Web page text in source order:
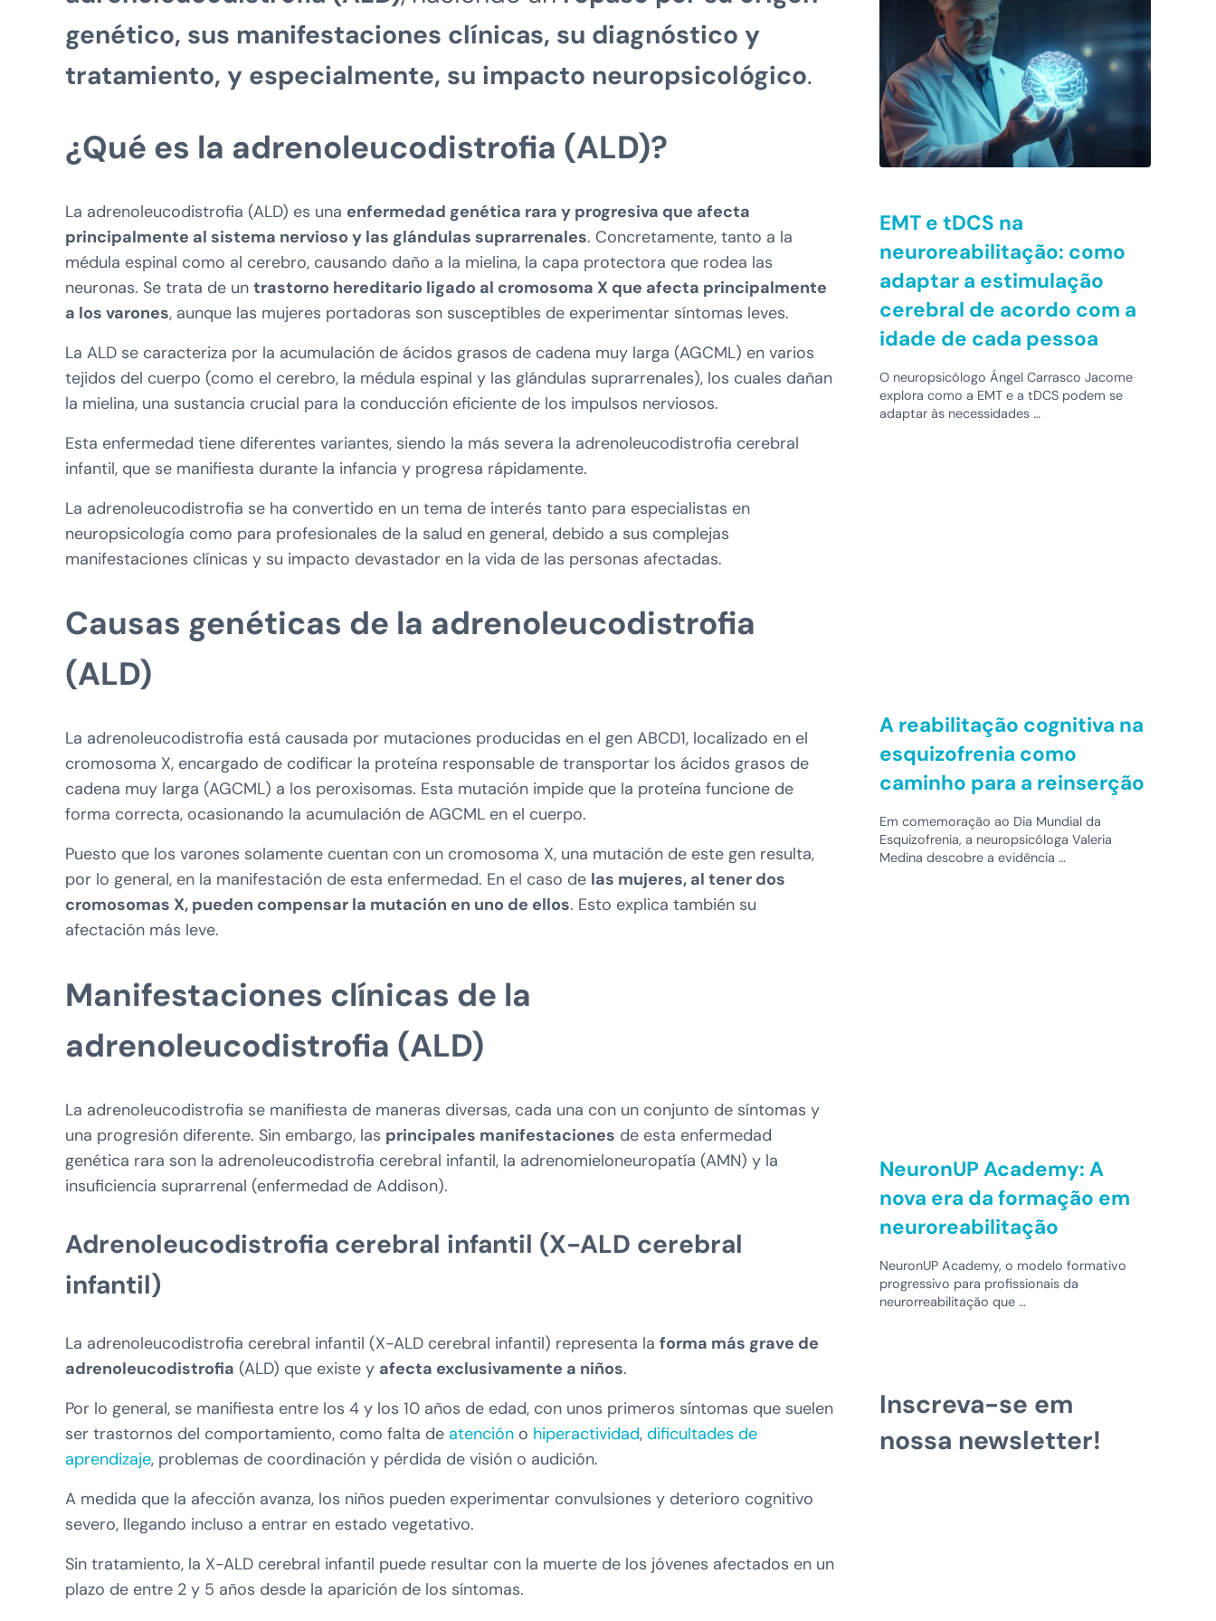
genético, sus manifestaciones clínicas, su diagnóstico y
tratamiento, y especialmente, su impacto neuropsicológico.
¿Qué es la adrenoleucodistrofia (ALD)?
La adrenoleucodistrofia (ALD) es una enfermedad genética rara y progresiva que afecta
principalmente al sistema nervioso y las glándulas suprarrenales. Concretamente, tanto a la
médula espinal como al cerebro, causando daño a la mielina, la capa protectora que rodea las
neuronas. Se trata de un trastorno hereditario ligado al cromosoma X que afecta principalmente
a los varones, aunque las mujeres portadoras son susceptibles de experimentar síntomas leves.
La ALD se caracteriza por la acumulación de ácidos grasos de cadena muy larga (AGCML) en varios
tejidos del cuerpo (como el cerebro, la médula espinal y las glándulas suprarrenales), los cuales dañan
la mielina, una sustancia crucial para la conducción eficiente de los impulsos nerviosos.
Esta enfermedad tiene diferentes variantes, siendo la más severa la adrenoleucodistrofia cerebral
infantil, que se manifiesta durante la infancia y progresa rápidamente.
La adrenoleucodistrofia se ha convertido en un tema de interés tanto para especialistas en
neuropsicología como para profesionales de la salud en general, debido a sus complejas
manifestaciones clínicas y su impacto devastador en la vida de las personas afectadas.
Causas genéticas de la adrenoleucodistrofia
(ALD)
La adrenoleucodistrofia está causada por mutaciones producidas en el gen ABCD1, localizado en el
cromosoma X, encargado de codificar la proteína responsable de transportar los ácidos grasos de
cadena muy larga (AGCML) a los peroxisomas. Esta mutación impide que la proteína funcione de
forma correcta, ocasionando la acumulación de AGCML en el cuerpo.
Puesto que los varones solamente cuentan con un cromosoma X, una mutación de este gen resulta,
por lo general, en la manifestación de esta enfermedad. En el caso de las mujeres, al tener dos
cromosomas X, pueden compensar la mutación en uno de ellos. Esto explica también su
afectación más leve.
Manifestaciones clínicas de la
adrenoleucodistrofia (ALD)
La adrenoleucodistrofia se manifiesta de maneras diversas, cada una con un conjunto de síntomas y
una progresión diferente. Sin embargo, las principales manifestaciones de esta enfermedad
genética rara son la adrenoleucodistrofia cerebral infantil, la adrenomieloneuropatía (AMN) y la
insuficiencia suprarrenal (enfermedad de Addison).
Adrenoleucodistrofia cerebral infantil (X-ALD cerebral
infantil)
La adrenoleucodistrofia cerebral infantil (X-ALD cerebral infantil) representa la forma más grave de
adrenoleucodistrofia (ALD) que existe y afecta exclusivamente a niños.
Por lo general, se manifiesta entre los 4 y los 10 años de edad, con unos primeros síntomas que suelen
ser trastornos del comportamiento, como falta de atención o hiperactividad, dificultades de
aprendizaje, problemas de coordinación y pérdida de visión o audición.
A medida que la afección avanza, los niños pueden experimentar convulsiones y deterioro cognitivo
severo, llegando incluso a entrar en estado vegetativo.
Sin tratamiento, la X-ALD cerebral infantil puede resultar con la muerte de los jóvenes afectados en un
plazo de entre 2 y 5 años desde la aparición de los síntomas.
EMT e tDCS na
neuroreabilitação: como
adaptar a estimulação
cerebral de acordo com a
idade de cada pessoa
O neuropsicólogo Ángel Carrasco Jacome
explora como a EMT e a tDCS podem se
adaptar às necessidades …
A reabilitação cognitiva na
esquizofrenia como
caminho para a reinserção
Em comemoração ao Dia Mundial da
Esquizofrenia, a neuropsicóloga Valeria
Medina descobre a evidência …
NeuronUP Academy: A
nova era da formação em
neuroreabilitação
NeuronUP Academy, o modelo formativo
progressivo para profissionais da
neurorreabilitação que …
Inscreva-se em
nossa newsletter!